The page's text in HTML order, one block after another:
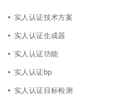
实人认证技术方案
实人认证生成器
实人认证功能
实人认证bp
实人认证目标检测